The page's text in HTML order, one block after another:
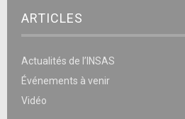
ARTICLES
Actualités de l’INSAS
Événements à venir
Vidéo